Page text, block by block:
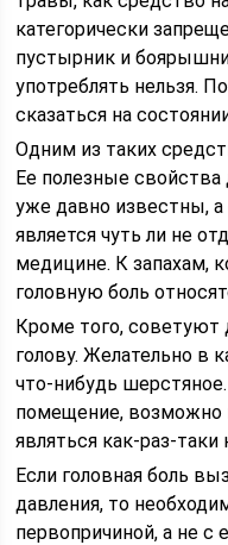
категорически
пустырник и
употреблять нельзя.
сказаться на
Одним из таких
Ее полезные свойства
уже давно известны,
является чуть ли не
медицине. К запахам,
головную боль
Кроме того, советуют
голову. Желательно в
что-нибудь
помещение, возможно
являться как-раз-таки
Если головная боль
давления, то
первопричиной, а не